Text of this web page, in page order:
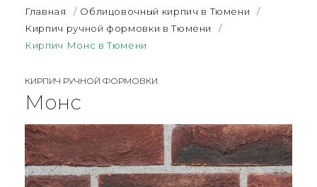
Главная / Облицовочный кирпич в Тюмени
/
Кирпич ручной формовки в Тюмени
/
Кирпич Монс в Тюмени
КИРПИЧ РУЧНОЙ ФОРМОВКИ
Монс